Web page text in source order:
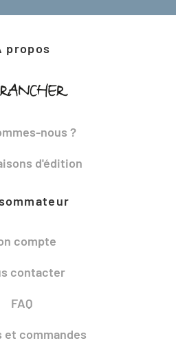
propos
nous ?
d'édition
compte
contacter
FAQ
et commandes